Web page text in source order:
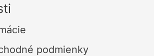
podmienky